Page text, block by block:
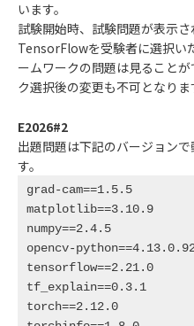
います。
試験開始時、試験問題が表示
TensorFlowを受験者に選択い
ームワークの問題は見ること
ク選択後の変更も不可となりま
E2026#2
出題問題は下記のバージョン
す。
grad-cam==1.5.5
matplotlib==3.10.9
numpy==2.4.5
opencv-
tensorflow==2.21.0
tf_explain==0.3.1
torch==2.12.0